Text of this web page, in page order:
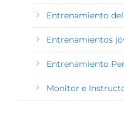
Entrenamiento del
Entrenamientos
Entrenamiento
Monitor e